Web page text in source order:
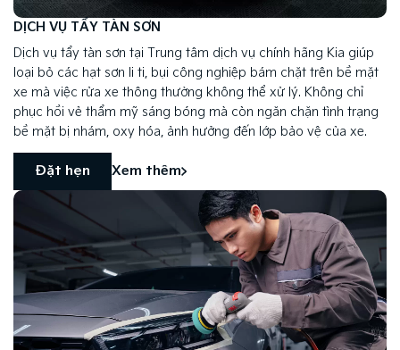
DỊCH VỤ TẨY TÀN SƠN
Dịch vụ tẩy tàn sơn tại Trung tâm dịch vụ chính hãng Kia giúp
loại bỏ các hạt sơn li ti, bụi công nghiệp bám chặt trên bề mặt
xe mà việc rửa xe thông thường không thể xử lý. Không chỉ
phục hồi vẻ thẩm mỹ sáng bóng mà còn ngăn chặn tình trạng
bề mặt bị nhám, oxy hóa, ảnh hưởng đến lớp bảo vệ của xe.
Đặt hẹn Xem thêm